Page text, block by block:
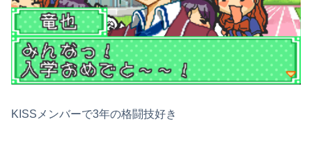
KISSメンバーで3年の格闘技好き